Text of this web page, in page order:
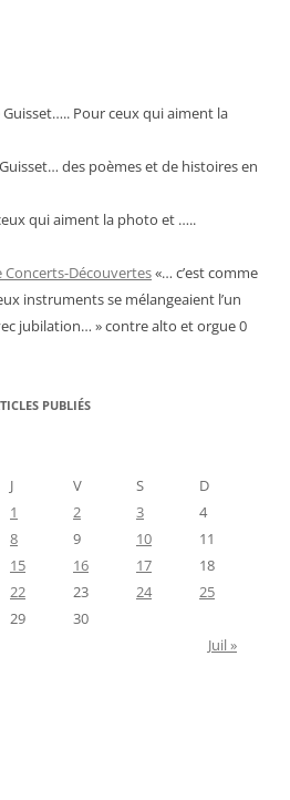
Guisset….. Pour ceux qui aiment la
des poèmes et de histoires en
qui aiment la photo et …..
Concerts-Découvertes«… c’est comme
instruments se mélangeaient l’un
jubilation… » contre alto et orgue 0
PUBLIÉS
J V S
D
1
2 3
4
8 9 10
11
15 16 17
18
22 23 24
25
29
30
Juil »